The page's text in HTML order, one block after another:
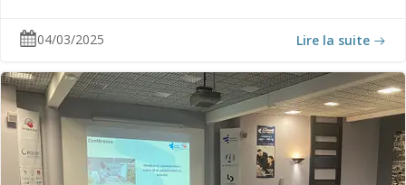
04/03/2025 Lire la suite